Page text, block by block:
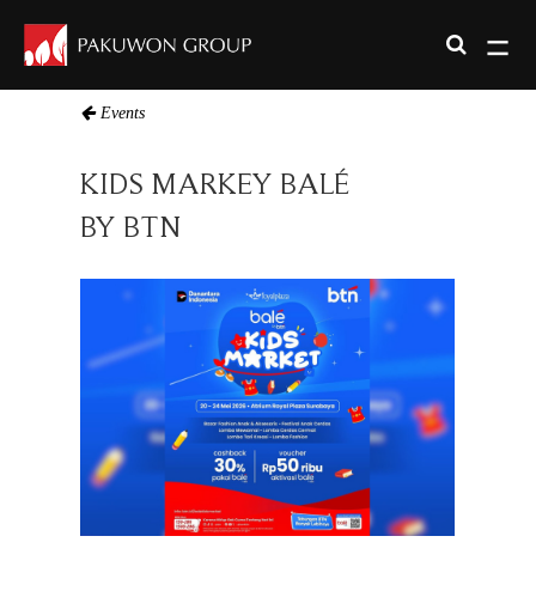
Events
KIDS MARKEY BALÉ
BY BTN